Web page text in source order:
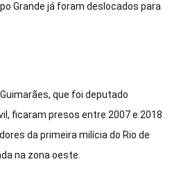
Grande já foram deslocados para
que foi deputado
ficaram presos entre 2007 e 2018
da primeira milícia do Rio de
na zona oeste.